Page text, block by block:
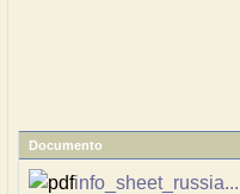
Documento
info_sheet_russia...